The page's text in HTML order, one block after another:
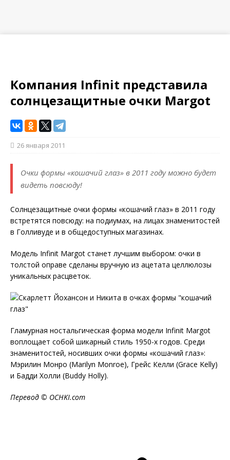
Компания Infinit представила
солнцезащитные очки Margot
26 января 2011
Очки формы «кошачий глаз» в 2011 году можно будет
видеть повсюду!
Солнцезащитные очки формы «кошачий глаз» в 2011 году
встретятся повсюду: на подиумах, на лицах знаменитостей
в Голливуде и в общедоступных магазинах.
Модель Infinit Margot станет лучшим выбором: очки в
толстой оправе сделаны вручную из ацетата целлюлозы
уникальных расцветок.
Гламурная ностальгическая форма модели Infinit Margot
воплощает собой шикарный стиль 1950-х годов. Среди
знаменитостей, носивших очки формы «кошачий глаз»:
Мэрилин Монро (Marilyn Monroe), Грейс Келли (Grace Kelly)
и Бадди Холли (Buddy Holly).
Перевод © OCHKI.com